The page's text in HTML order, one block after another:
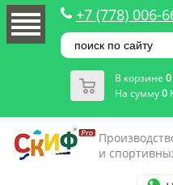
+7 (778) 006-
В корзине 0
На сумму0
и